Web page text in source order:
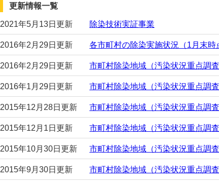
更新情報一覧
2021年5月13日更新 除染技術実証事業
2016年2月29日更新 各市町村の除染実施状況（1月末時
2016年2月29日更新 市町村除染地域（汚染状況重点調
2016年1月29日更新 市町村除染地域（汚染状況重点調
2015年12月28日更新 市町村除染地域（汚染状況重点調
2015年12月1日更新 市町村除染地域（汚染状況重点調
2015年10月30日更新 市町村除染地域（汚染状況重点調
2015年9月30日更新 市町村除染地域（汚染状況重点調